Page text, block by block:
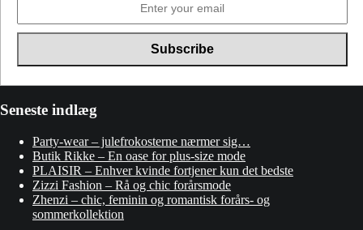
Seneste indlæg
Party-wear – julefrokosterne nærmer sig…
Butik Rikke – En oase for plus-size mode
PLAISIR – Enhver kvinde fortjener kun det bedste
Zizzi Fashion – Rå og chic forårsmode
Zhenzi – chic, feminin og romantisk forårs- og
sommerkollektion